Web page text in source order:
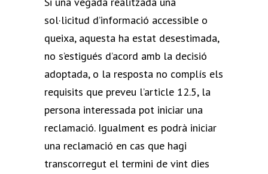
sol·licitud d’informació accessible o
queixa, aquesta ha estat desestimada,
no s’estigués d’acord amb la decisió
adoptada, o la resposta no complís els
requisits que preveu l’article 12.5, la
persona interessada pot iniciar una
reclamació. Igualment es podrà iniciar
una reclamació en cas que hagi
transcorregut el termini de vint dies